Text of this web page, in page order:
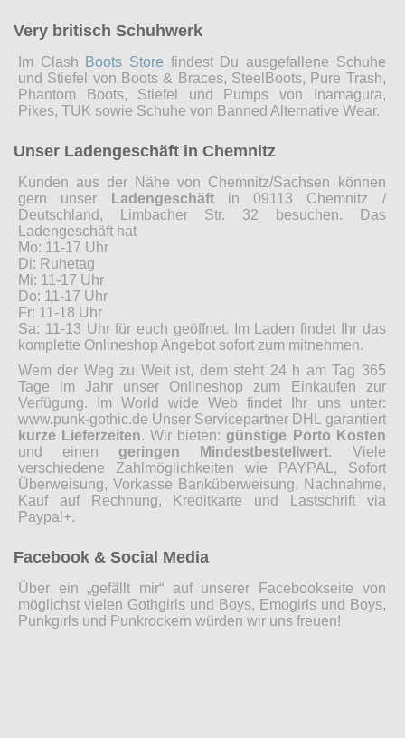
Very britisch Schuhwerk
Im Clash Boots Store findest Du ausgefallene Schuhe
und Stiefel von Boots & Braces, SteelBoots, Pure Trash,
Phantom Boots, Stiefel und Pumps von Inamagura,
Pikes, TUK sowie Schuhe von Banned Alternative Wear.
Unser Ladengeschäft in Chemnitz
Kunden aus der Nähe von Chemnitz/Sachsen können
gern unser
Ladengeschäftin 09113 Chemnitz /
Deutschland, Limbacher Str. 32 besuchen. Das
Ladengeschäft hat
Mo: 11-17 Uhr
Di: Ruhetag
Mi: 11-17 Uhr
Do: 11-17 Uhr
Fr: 11-18 Uhr
Sa: 11-13 Uhr für euch geöffnet. Im Laden findet Ihr das
komplette Onlineshop Angebot sofort zum mitnehmen.
Wem der Weg zu Weit ist, dem steht 24 h am Tag 365
Tage im Jahr unser Onlineshop zum Einkaufen zur
Verfügung. Im World wide Web findet Ihr uns unter:
www.punk-gothic.de Unser Servicepartner DHL garantiert
kurze Lieferzeiten. Wir bieten:günstige Porto Kosten
und einengeringen Mindestbestellwert. Viele
verschiedene Zahlmöglichkeiten wie PAYPAL, Sofort
Überweisung, Vorkasse Banküberweisung, Nachnahme,
Kauf auf Rechnung, Kreditkarte und Lastschrift via
Paypal+.
Facebook & Social Media
Über ein „gefällt mir“ auf unserer Facebookseite von
möglichst vielen Gothgirls und Boys, Emogirls und Boys,
Punkgirls und Punkrockern würden wir uns freuen!